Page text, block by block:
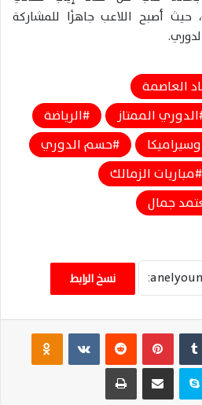
حيث أصبح اللاعب جاهزًا للمشاركة
العاصمة
الدوري الممتاز
الرياضة
حسم الدوري
مباريات الزمالك
جمال
نسخ الرابط
بينتيريست ‏VKontakte
سكايب مشاركة عبر البريد طباعة